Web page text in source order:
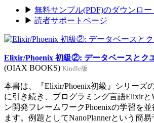
▶ 無料サンプル(PDF)のダウンロー
▶ 読者サポートページ
Elixir/Phoenix 初級②: データベースとク
(OIAX BOOKS) Kindle版
本書は、『Elixir/Phoenix初級』シリーズ
に引き続き、プログラミング言語Elixirと
ン開発フレームワークPhoenixの学習を
ます。例題としてNanoPlannerという簡